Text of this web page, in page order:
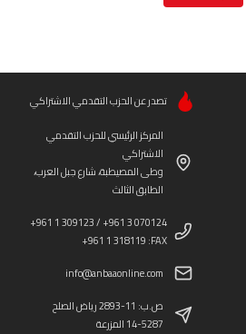
تصدر عن الحزب التقدمي الاشتراكي
المركز الرئيسي للحزب التقدمي
الاشتراكي
وطى المصيطبة، شارع جبل العرب،
الطابق الثالث
+961 1 309123 / +961 3 070124
+961 1 318119 :FAX
info@anbaaonline.com
ص.ب: 11-2893 رياض الصلح
14-5287 المزرعة